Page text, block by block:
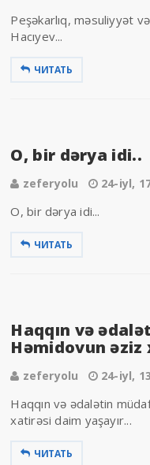
Peşəkarlıq, məsuliyyət
Hacıyev...
ЧИТАТЬ
O, bir dərya idi..
zeferyolu 24-iyl,
O, bir dərya idi...
ЧИТАТЬ
Haqqın və
Həmidovun
zeferyolu 24-iyl,
Haqqın və ədalətin
xatirəsi daim yaşayır...
ЧИТАТЬ